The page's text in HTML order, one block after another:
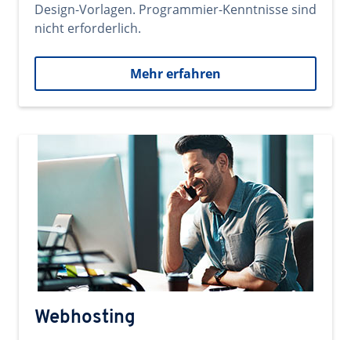
Design-Vorlagen. Programmier-Kenntnisse sind
nicht erforderlich.
Mehr erfahren
Webhosting